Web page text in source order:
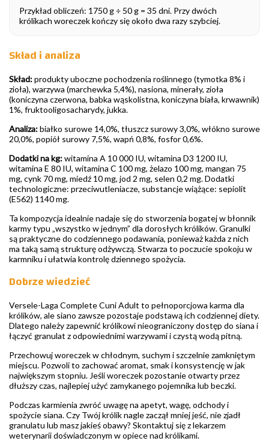
Przykład obliczeń: 1750 g ÷ 50 g = 35 dni. Przy dwóch
królikach woreczek kończy się około dwa razy szybciej.
Skład i analiza
Skład:produkty uboczne pochodzenia roślinnego (tymotka 8% i
zioła), warzywa (marchewka 5,4%), nasiona, minerały, zioła
(koniczyna czerwona, babka wąskolistna, koniczyna biała, krwawnik)
1%, fruktooligosacharydy, jukka.
Analiza:białko surowe 14,0%, tłuszcz surowy 3,0%, włókno surowe
20,0%, popiół surowy 7,5%, wapń 0,8%, fosfor 0,6%.
Dodatki na kg:witamina A 10 000 IU, witamina D3 1200 IU,
witamina E 80 IU, witamina C 100 mg, żelazo 100 mg, mangan 75
mg, cynk 70 mg, miedź 10 mg, jod 2 mg, selen 0,2 mg. Dodatki
technologiczne: przeciwutleniacze, substancje wiążące: sepiolit
(E562) 1140 mg.
Ta kompozycja idealnie nadaje się do stworzenia bogatej w błonnik
karmy typu „wszystko w jednym” dla dorosłych królików. Granulki
są praktyczne do codziennego podawania, ponieważ każda z nich
ma taką samą strukturę odżywczą. Stwarza to poczucie spokoju w
karmniku i ułatwia kontrolę dziennego spożycia.
Dobrze wiedzieć
Versele-Laga Complete Cuni Adult to pełnoporcjowa karma dla
królików, ale siano zawsze pozostaje podstawą ich codziennej diety.
Dlatego należy zapewnić królikowi nieograniczony dostęp do siana i
łączyć granulat z odpowiednimi warzywami i czystą wodą pitną.
Przechowuj woreczek w chłodnym, suchym i szczelnie zamkniętym
miejscu. Pozwoli to zachować aromat, smak i konsystencję w jak
największym stopniu. Jeśli woreczek pozostanie otwarty przez
dłuższy czas, najlepiej użyć zamykanego pojemnika lub beczki.
Podczas karmienia zwróć uwagę na apetyt, wagę, odchody i
spożycie siana. Czy Twój królik nagle zaczął mniej jeść, nie zjadł
granulatu lub masz jakieś obawy? Skontaktuj się z lekarzem
weterynarii doświadczonym w opiece nad królikami.